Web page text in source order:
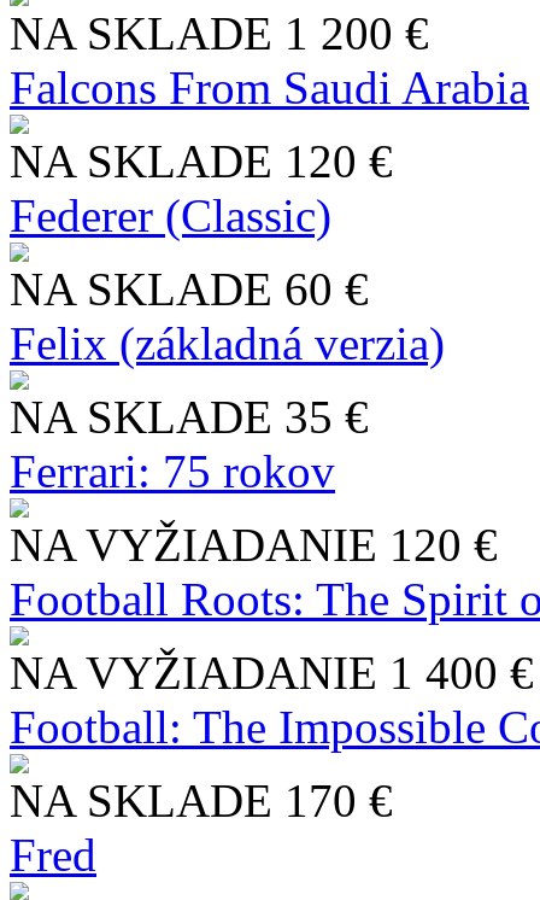
NA SKLADE 1 200 €
Falcons From Saudi Arabia
NA SKLADE 120 €
Federer (Classic)
NA SKLADE 60 €
Felix (základná verzia)
NA SKLADE 35 €
Ferrari: 75 rokov
NA VYŽIADANIE 120 €
Football Roots: The Spirit
NA VYŽIADANIE 1 400 €
Football: The Impossible
NA SKLADE 170 €
Fred